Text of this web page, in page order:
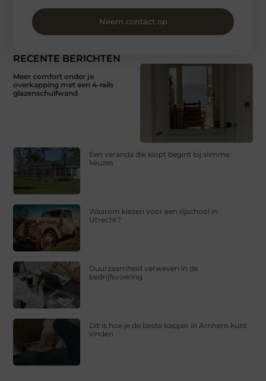
RECENTE BERICHTEN
Meer comfort onder je
overkapping met een 4-rails
glazenschuifwand
Een veranda die klopt begint bij slimme
keuzes
Waarom kiezen voor een rijschool in
Utrecht?
Duurzaamheid verweven in de
bedrijfsvoering
Dit is hoe je de beste kapper in Arnhem kunt
vinden
Neem contact op